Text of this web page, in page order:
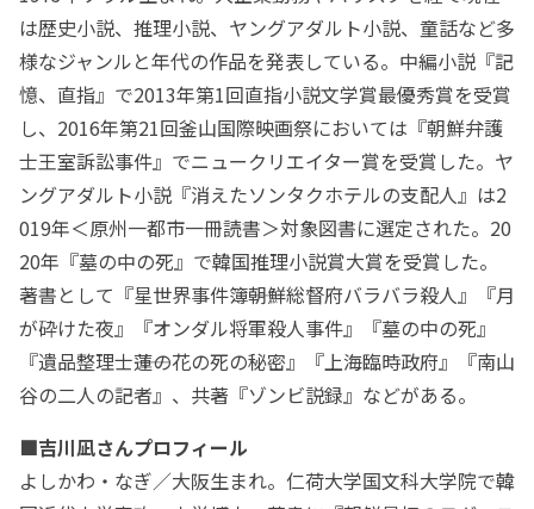
は歴史小説、推理小説、ヤングアダルト小説、童話など多
様なジャンルと年代の作品を発表している。中編小説『記
憶、直指』で2013年第1回直指小説文学賞最優秀賞を受賞
し、2016年第21回釜山国際映画祭においては『朝鮮弁護
士王室訴訟事件』でニュークリエイター賞を受賞した。ヤ
ングアダルト小説『消えたソンタクホテルの支配人』は2
019年＜原州一都市一冊読書＞対象図書に選定された。20
20年『墓の中の死』で韓国推理小説賞大賞を受賞した。
著書として『星世界事件簿――朝鮮総督府バラバラ殺人』『月
が砕けた夜』『オンダル将軍殺人事件』『墓の中の死』
『遺品整理士――蓮の花の死の秘密』『上海臨時政府』『南山
谷の二人の記者』、共著『ゾンビ説録』などがある。
■吉川凪さんプロフィール
よしかわ・なぎ／大阪生まれ。仁荷大学国文科大学院で韓